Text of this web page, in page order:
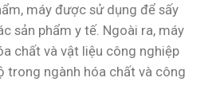
máy được sử dụng để sấy
sản phẩm y tế. Ngoài ra, máy
chất và vật liệu công nghiệp
trong ngành hóa chất và công